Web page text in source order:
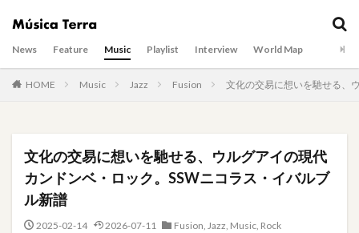
News Feature Music Playlist Interview World Map
HOME Music Jazz Fusion 文化の交易に想いを馳せる、
文化の交易に想いを馳せる、ウルグアイの現代
カンドンベ・ロック。SSWニコラス・イバルブ
ル新譜
2025-02-14 2026-07-11 Fusion, Jazz, Music, Rock